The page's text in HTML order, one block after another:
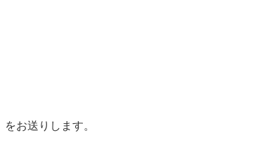
お送りします。